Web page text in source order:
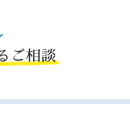
ご相談